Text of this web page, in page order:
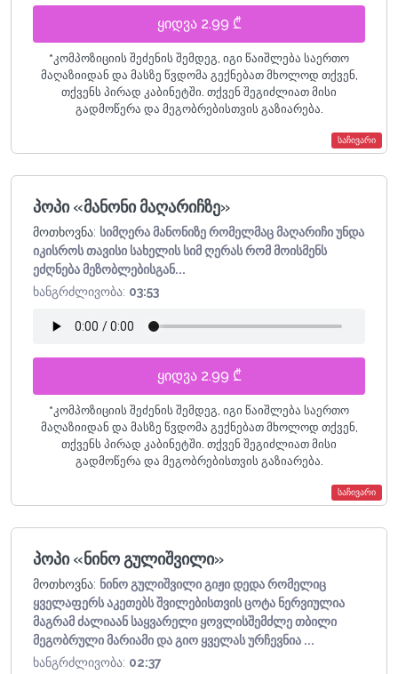
საჩივარი
ყიდვა 2.99 ₾
*კომპოზიციის შეძენის შემდეგ, იგი წაიშლება საერთო
მაღაზიიდან და მასზე წვდომა გექნებათ მხოლოდ თქვენ,
თქვენს პირად კაბინეტში. თქვენ შეგიძლიათ მისი
გადმოწერა და მეგობრებისთვის გაზიარება.
საჩივარი
პოპი «მანონი მაღარიჩზე»
მოთხოვნა: სიმღერა მანონიზე რომელმაც მაღარიჩი უნდა
იკისროს თავისი სახელის სიმ ღერას რომ მოისმენს
ეძღნება მეზობლებისგან...
ხანგრძლივობა: 03:53
ყიდვა 2.99 ₾
*კომპოზიციის შეძენის შემდეგ, იგი წაიშლება საერთო
მაღაზიიდან და მასზე წვდომა გექნებათ მხოლოდ თქვენ,
თქვენს პირად კაბინეტში. თქვენ შეგიძლიათ მისი
გადმოწერა და მეგობრებისთვის გაზიარება.
პოპი «ნინო გულიშვილი»
მოთხოვნა: ნინო გულიშვილი გიჟი დედა რომელიც
ყველაფერს აკეთებს შვილებისთვის ცოტა ნერვიულია
მაგრამ ძალიაან საყვარელი ყოვლისშემძლე თბილი
მეგობრული მარიამი და გიო ყველას ურჩევნია ...
ხანგრძლივობა: 02:37